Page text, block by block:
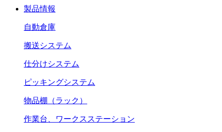
製品情報
自動倉庫
搬送システム
仕分けシステム
ピッキングシステム
物品棚（ラック）
作業台、ワークスステーション